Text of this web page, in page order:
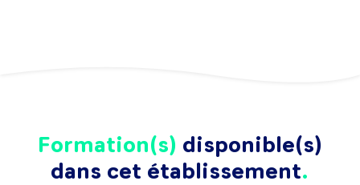
Formation(s) disponible(s)
dans cet établissement